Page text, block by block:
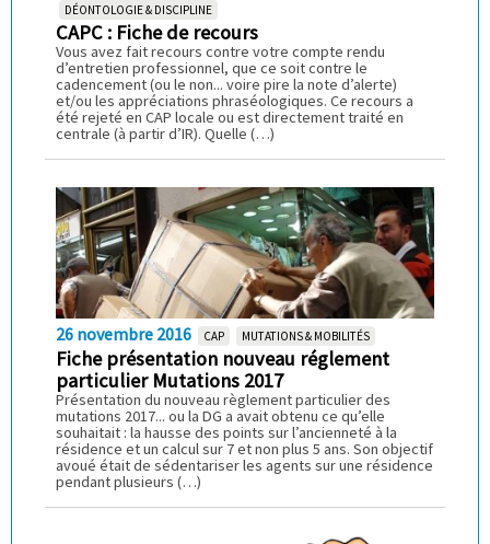
DÉONTOLOGIE & DISCIPLINE
CAPC : Fiche de recours
Vous avez fait recours contre votre compte rendu
d’entretien professionnel, que ce soit contre le
cadencement (ou le non... voire pire la note d’alerte)
et/ou les appréciations phraséologiques. Ce recours a
été rejeté en CAP locale ou est directement traité en
centrale (à partir d’IR). Quelle (…)
26 novembre 2016 CAP MUTATIONS & MOBILITÉS
Fiche présentation nouveau réglement
particulier Mutations 2017
Présentation du nouveau règlement particulier des
mutations 2017... ou la DG a avait obtenu ce qu’elle
souhaitait : la hausse des points sur l’ancienneté à la
résidence et un calcul sur 7 et non plus 5 ans. Son objectif
avoué était de sédentariser les agents sur une résidence
pendant plusieurs (…)